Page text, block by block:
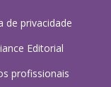
de privacidade
Editorial
profissionais